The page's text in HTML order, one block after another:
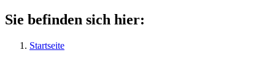
Sie befinden sich hier:
Startseite